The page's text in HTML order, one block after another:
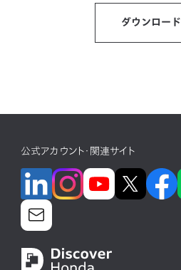
ダウンロード
公式アカウント・関連サイト